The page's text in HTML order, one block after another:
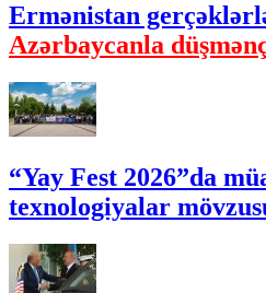
Ermənistan
Azərbaycanla
“Yay Fest 2026”da
texnologiyalar